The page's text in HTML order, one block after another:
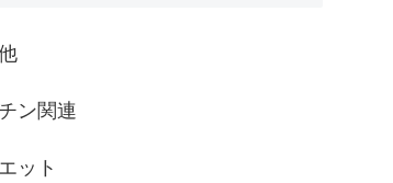
ン関連
ット